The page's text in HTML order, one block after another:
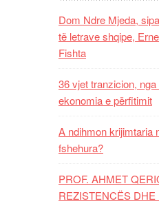
Dom Ndre Mjeda,
të letrave shqipe,
Fishta
36 vjet tranzicion,
ekonomia e përfitimit
A ndihmon krijimtaria
fshehura?
PROF. AHMET
REZISTENCЁS